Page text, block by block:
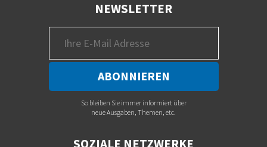
NEWSLETTER
So bleiben Sie immer informiert über
neue Ausgaben, Themen, etc.